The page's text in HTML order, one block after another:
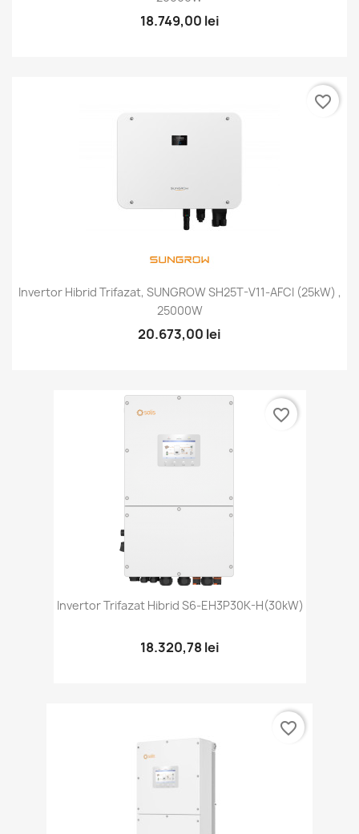
18.749,00 lei
Invertor Hibrid Trifazat, SUNGROW SH25T-V11-AFCI (25kW) ,
25000W
20.673,00 lei
favorite_border
Invertor Trifazat Hibrid S6-EH3P30K-H(30kW)
18.320,78 lei
favorite_border
favorite_border